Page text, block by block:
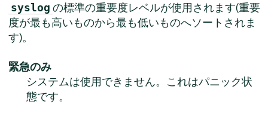
syslog の標準の重要度レベルが使用されます(重要
度が最も高いものから最も低いものへソートされま
す)。
緊急のみ
システムは使用できません。これはパニック状
態です。